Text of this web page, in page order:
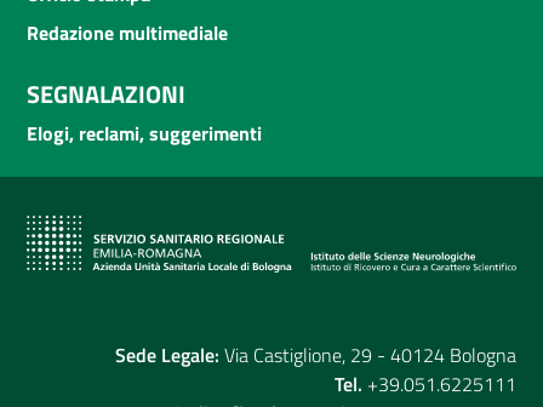
Redazione multimediale
SEGNALAZIONI
Elogi, reclami, suggerimenti
Sede Legale: Via Castiglione, 29 - 40124 Bologna
Tel. +39.051.6225111